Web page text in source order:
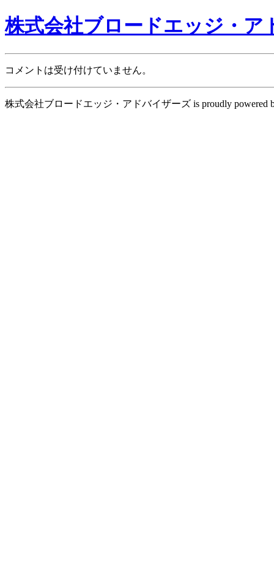
株式会社ブロードエッジ・ア
コメントは受け付けていません。
株式会社ブロードエッジ・アドバイザーズ is proudly powered